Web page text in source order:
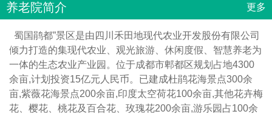
养老院简介 更多
蜀国鹃都”景区是由四川禾田地现代农业开发股份有限公司
倾力打造的集现代农业、观光旅游、休闲度假、智慧养老为
一体的生态农业产业园。位于成都市郫都区规划占地4300
余亩,计划投资15亿元人民币。已建成杜鹃花海景点300余
亩,紫薇花海景点200余亩,印度太空荷花100余亩,其他花卉梅
花、樱花、桃花及百合花、玫瑰花200余亩,游乐园占100余